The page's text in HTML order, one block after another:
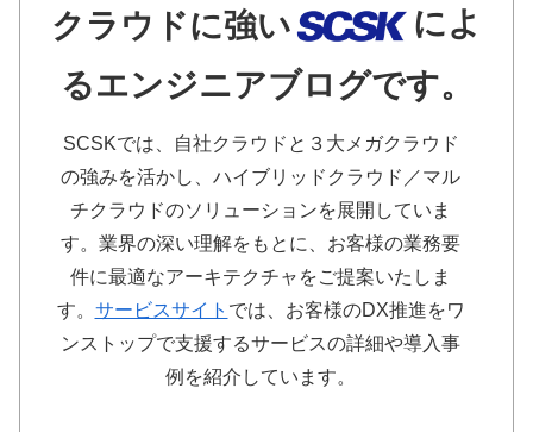
クラウドに強い
によ
るエンジニアブログです。
SCSKでは、自社クラウドと３大メガクラウド
の強みを活かし、ハイブリッドクラウド／マル
チクラウドのソリューションを展開していま
す。業界の深い理解をもとに、お客様の業務要
件に最適なアーキテクチャをご提案いたしま
す。 サービスサイト では、お客様のDX推進をワ
ンストップで支援するサービスの詳細や導入事
例を紹介しています。